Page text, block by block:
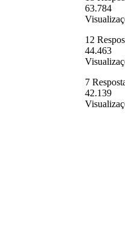
63.784
12
44.463
7
42.139